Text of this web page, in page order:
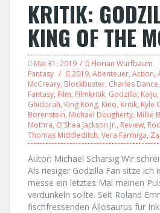
KRITIK:
KING OF THE
Mai 31, 2019 Florian Wurfbaum
Fantasy
2019, Abenteuer, Action,
McCreary, Blockbuster, Charles Dance,
Fantasy, Film, Filmkritik, Godzilla, Kaiju,
Ghidorah, King Kong, Kino, Kritik, Kyle
Borenstein, Michael Dougherty, Millie
Mothra, O'Shea Jackson Jr., Review,
Thomas Middleditch, Vera Farmiga,
Autor: Michael Scharsig Wir
Als riesiger Godzilla Fan sitze ich
messe ein letztes Mal meinen
verdunkeln sollte. Seit Roland
fischfressenden Allosaurus für